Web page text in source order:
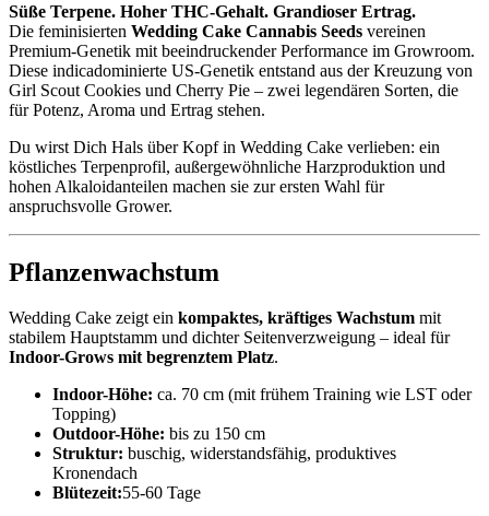
Süße Terpene. Hoher THC-Gehalt. Grandioser Ertrag.
Die feminisierten Wedding Cake Cannabis Seeds vereinen
Premium-Genetik mit beeindruckender Performance im Growroom.
Diese indicadominierte US-Genetik entstand aus der Kreuzung von
Girl Scout Cookies und Cherry Pie – zwei legendären Sorten, die
für Potenz, Aroma und Ertrag stehen.
Du wirst Dich Hals über Kopf in Wedding Cake verlieben: ein
köstliches Terpenprofil, außergewöhnliche Harzproduktion und
hohen Alkaloidanteilen machen sie zur ersten Wahl für
anspruchsvolle Grower.
Pflanzenwachstum
Wedding Cake zeigt ein kompaktes, kräftiges Wachstum mit
stabilem Hauptstamm und dichter Seitenverzweigung – ideal für
Indoor-Grows mit begrenztem Platz.
Indoor-Höhe: ca. 70 cm (mit frühem Training wie LST oder
Topping)
Outdoor-Höhe: bis zu 150 cm
Struktur: buschig, widerstandsfähig, produktives
Kronendach
Blütezeit:55-60 Tage